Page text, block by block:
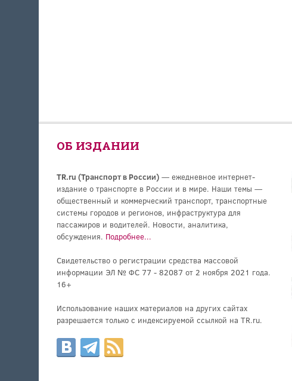
ОБ ИЗДАНИИ
TR.ru (Транспорт в России)— ежедневное интернет-
издание о транспорте в России и в мире. Наши темы —
общественный и коммерческий транспорт, транспортные
системы городов и регионов, инфраструктура для
пассажиров и водителей. Новости, аналитика,
обсуждения. Подробнее...
Свидетельство о регистрации средства массовой
информации ЭЛ № ФС 77 - 82087 от 2 ноября 2021 года.
16+
Использование наших материалов на других сайтах
разрешается только с индексируемой ссылкой на TR.ru.